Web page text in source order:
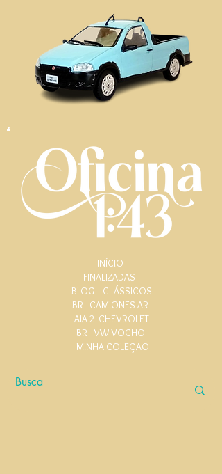
.
INÍCIO
FINALIZADAS
BLOG
CLÁSSICOS
BR CAMIONES AR
AIA 2 CHEVROLET
BR VW VOCHO
MINHA COLEÇÃO